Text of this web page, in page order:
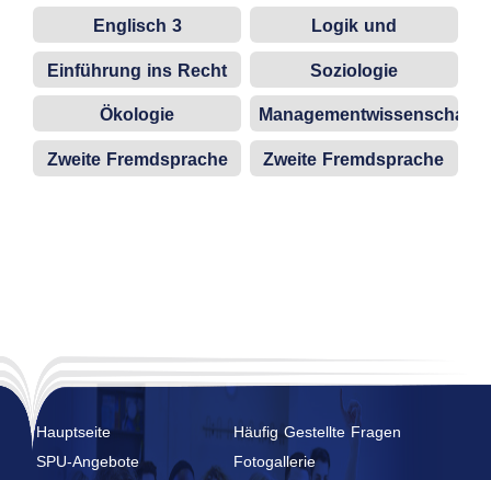
Englisch 3
Logik und
wissenschaftliches
Denken
Einführung ins Recht
Soziologie
Ökologie
Managementwissenschaf
Zweite Fremdsprache
Zweite Fremdsprache
Hauptseite
Häufig Gestellte Fragen
SPU-Angebote
Fotogallerie